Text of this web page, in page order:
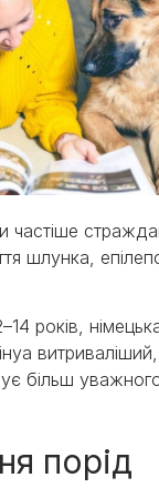
частіше
шлунка,
років,
більш
порід